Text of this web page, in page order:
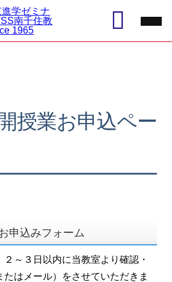
授業お申込ペー
申込みフォーム
～３日以内に当教室より確認・
たはメール）をさせていただきま